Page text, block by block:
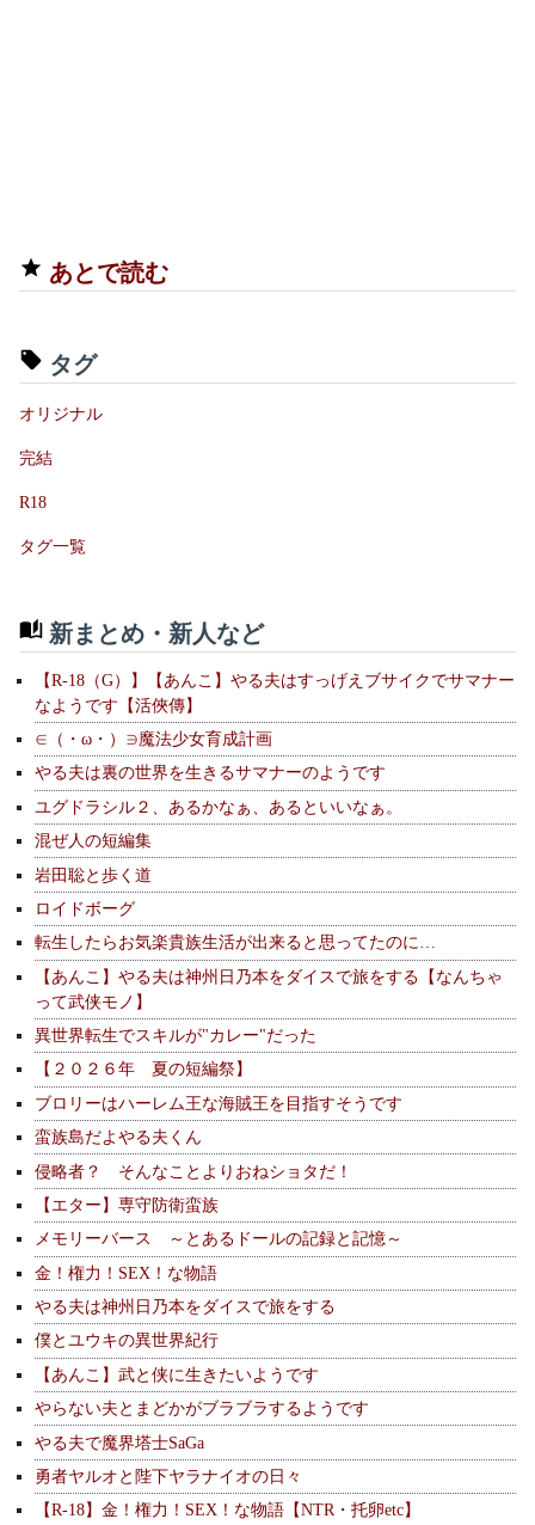
あとで読む
タグ
オリジナル
完結
R18
タグ一覧
新まとめ・新人など
【R-18（G）】【あんこ】やる夫はすっげえブサイクでサマナー
なようです【活俠傳】
∈（・ω・）∋魔法少女育成計画
やる夫は裏の世界を生きるサマナーのようです
ユグドラシル２、あるかなぁ、あるといいなぁ。
混ぜ人の短編集
岩田聡と歩く道
ロイドボーグ
転生したらお気楽貴族生活が出来ると思ってたのに…
【あんこ】やる夫は神州日乃本をダイスで旅をする【なんちゃ
って武侠モノ】
異世界転生でスキルが"カレー"だった
【２０２６年 夏の短編祭】
ブロリーはハーレム王な海賊王を目指すそうです
蛮族島だよやる夫くん
侵略者？ そんなことよりおねショタだ！
【エター】専守防衛蛮族
メモリーバース ～とあるドールの記録と記憶～
金！権力！SEX！な物語
やる夫は神州日乃本をダイスで旅をする
僕とユウキの異世界紀行
【あんこ】武と侠に生きたいようです
やらない夫とまどかがブラブラするようです
やる夫で魔界塔士SaGa
勇者ヤルオと陛下ヤラナイオの日々
【R-18】金！権力！SEX！な物語【NTR・托卵etc】